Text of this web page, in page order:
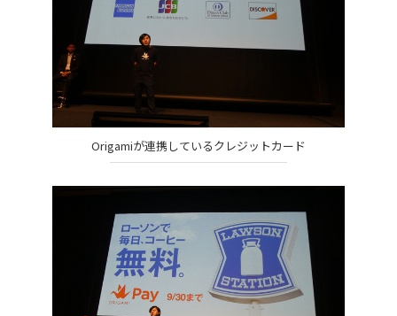
Origamiが連携しているクレジットカード